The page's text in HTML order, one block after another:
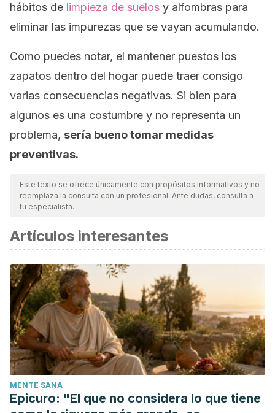
hábitos de limpieza de suelos y alfombras para
eliminar las impurezas que se vayan acumulando.
Como puedes notar, el mantener puestos los
zapatos dentro del hogar puede traer consigo
varias consecuencias negativas. Si bien para
algunos es una costumbre y no representa un
problema, sería bueno tomar medidas
preventivas.
Este texto se ofrece únicamente con propósitos informativos y no
reemplaza la consulta con un profesional. Ante dudas, consulta a
tu especialista.
Artículos interesantes
MENTE SANA
Epicuro: "El que no considera lo que tiene